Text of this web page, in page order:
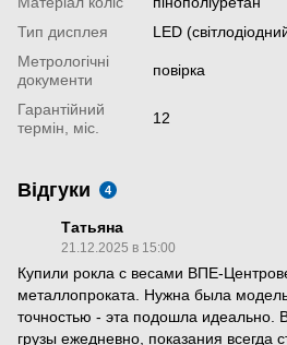
Тип дисплея
LED
Метрологічні
документи
повірка
Гарантійний
термін, міс.
12
Відгуки 4
Татьяна
21.12.2025 в 15:00
Купили рокла с весами ВПЕ-
металлопроката. Нужна была
точностью - эта подошла идеально.
грузы ежедневно, показания всегда